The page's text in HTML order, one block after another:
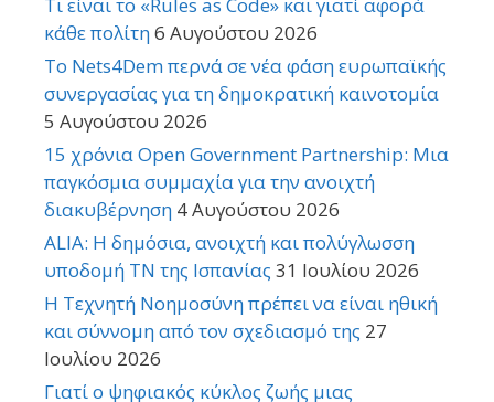
κάθε πολίτη6 Αυγούστου 2026
Το Nets4Dem περνά σε νέα φάση ευρωπαϊκής
συνεργασίας για τη δημοκρατική καινοτομία
5 Αυγούστου 2026
15 χρόνια Open Government Partnership: Μια
παγκόσμια συμμαχία για την ανοιχτή
διακυβέρνηση 4 Αυγούστου 2026
ALIA: Η δημόσια, ανοιχτή και πολύγλωσση
υποδομή ΤΝ της Ισπανίας 31 Ιουλίου 2026
Η Τεχνητή Νοημοσύνη πρέπει να είναι ηθική
και σύννομη από τον σχεδιασμό της 27
Ιουλίου 2026
Γιατί ο ψηφιακός κύκλος ζωής μιας